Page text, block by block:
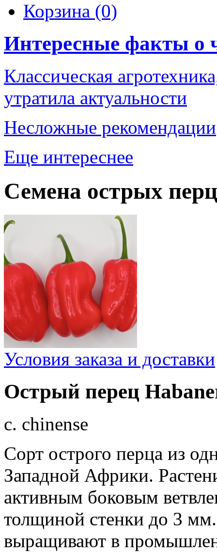
Корзина (0)
Интересные факты о
Классическая
утратила актуальности
Несложные рекомендации
Еще интереснее
Семена острых
Условия заказа и доставки
Острый перец
c. chinense
Сорт острого перца из
Западной Африки.
активным боковым
толщиной стенки до 3
выращивают в